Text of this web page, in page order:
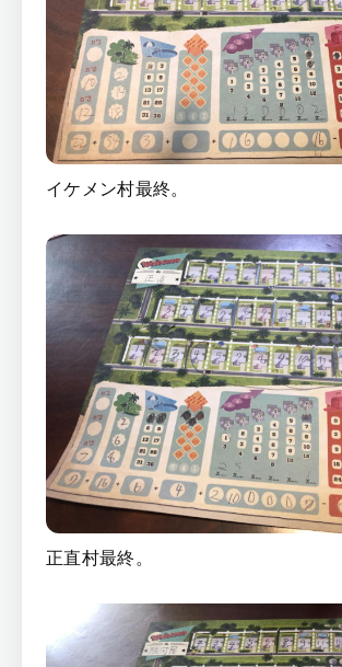
イケメン村最終。
正直村最終。